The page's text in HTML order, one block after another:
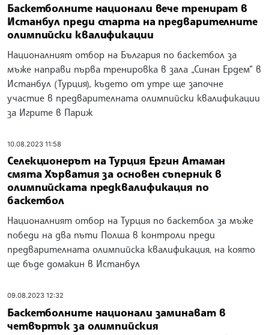
Баскетболните национали вече тренират в
Истанбул преди старта на предварителните
олимпийски квалификации
Националният отбор на България по баскетбол за
мъже направи първа тренировка в зала „Синан Ердем“ в
Истанбул (Турция), където от утре ще започне
участие в предварителната олимпийски квалификации
за Игрите в Париж
10.08.2023 11:58
Селекционерът на Турция Ергин Атаман
смята Хърватия за основен съперник в
олимпийската предквалификация по
баскетбол
Националният отбор на Турция по баскетбол за мъже
победи на два пъти Полша в контроли преди
предварителната олимпийска квалификация, на която
ще бъде домакин в Истанбул
09.08.2023 12:32
Баскетболните национали заминават в
четвъртък за олимпийския